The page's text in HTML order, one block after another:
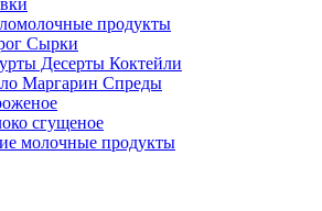
продукты
Сырки
Десерты Коктейли
Маргарин Спреды
сгущеное
молочные продукты